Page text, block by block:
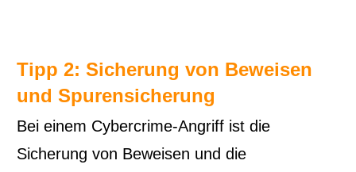
Tipp 2: Sicherung von Beweisen
und Spurensicherung
Bei einem Cybercrime-Angriff ist die
Sicherung von Beweisen und die